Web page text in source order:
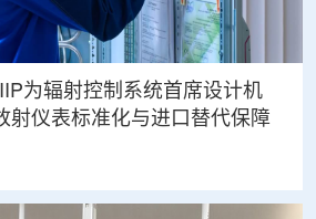
为辐射控制系统首席设计机
射仪表标准化与进口替代保障